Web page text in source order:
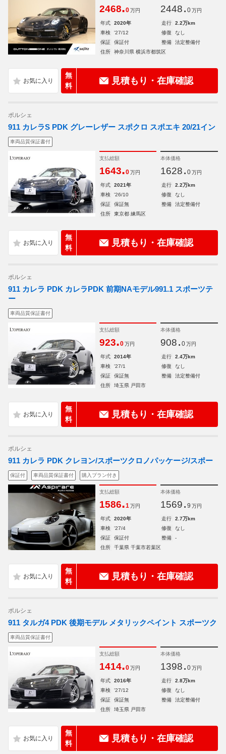
2468.0 万円 2448. 0 万円
年式 2020年 走行
2.2万km
車検
'27/12 修復
なし
保証
保証付 整備
法定整備付
住所
神奈川県 横浜市都筑区
無
料
見積もり・在庫確認
ポルシェ
911 カレラS PDK グレーレザー スポクロ スポエキ 20/21イン
車両品質保証書付
支払総額
1643.0 万円
本体価格
1628. 0 万円
年式 2021年 走行
2.2万km
車検
'26/10 修復
なし
保証
保証無 整備
法定整備付
住所
東京都 練馬区
無
料
見積もり・在庫確認
ポルシェ
911 カレラ PDK カレラPDK 前期NAモデル991.1 スポーツテ
ー
車両品質保証書付
支払総額
923.0 万円
本体価格
908. 0 万円
年式 2014年 走行
2.4万km
車検
'27/1 修復
なし
保証
保証無 整備
法定整備付
住所
埼玉県 戸田市
無
料
見積もり・在庫確認
ポルシェ
911 カレラ PDK クレヨン/スポーツクロノパッケージ/スポー
保証付 車両品質保証書付 購入プラン付き
支払総額
1586.1 万円
本体価格
1569. 9 万円
年式 2020年 走行
2.7万km
車検
'27/4 修復
なし
保証
保証付 整備
-
住所
千葉県 千葉市若葉区
無
料
見積もり・在庫確認
ポルシェ
911 タルガ4 PDK 後期モデル メタリックペイント スポーツク
車両品質保証書付
支払総額
1414.0 万円
本体価格
1398. 0 万円
年式 2016年 走行
2.8万km
車検
'27/12 修復
なし
保証
保証無 整備
法定整備付
住所
埼玉県 戸田市
無
料
見積もり・在庫確認